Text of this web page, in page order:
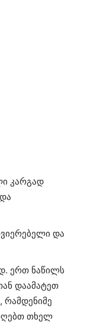
კარგად
და
ერთ ნაწილს
დაამატეთ
რამდენიმე
თხელ